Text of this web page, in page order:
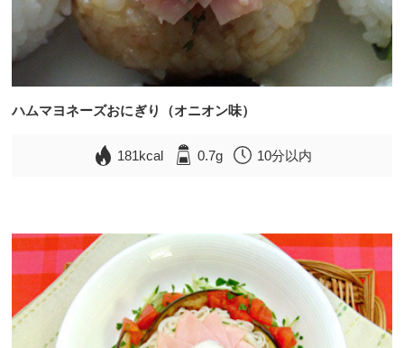
ハムマヨネーズおにぎり（オニオン味）
181kcal 0.7g 10分以内